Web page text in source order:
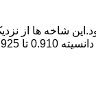
شاخه ها از
میتوان گفت.